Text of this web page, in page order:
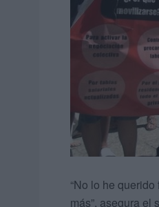
“No lo he querido
más”, asegura el